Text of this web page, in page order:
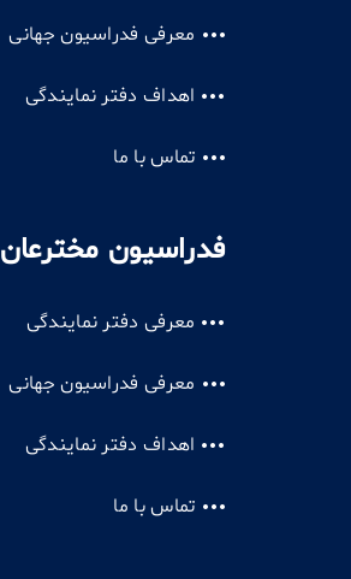
معرفی فدراسیون جهانی
اهداف دفتر نمایندگی
تماس با ما
فدراسیون مخترعان
معرفی دفتر نمایندگی
معرفی فدراسیون جهانی
اهداف دفتر نمایندگی
تماس با ما